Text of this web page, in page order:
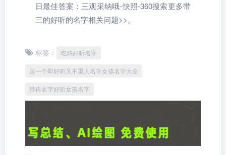
日最佳答案：三观采纳哦-快照-360搜索更多带
三的好听的名字相关问题>>。
标签： 吃鸡好听名字
起一个即好听又不重人名字女孩名字大全
带冉名字好听女孩名字